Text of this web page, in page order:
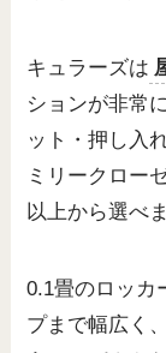
キュラーズは
ションが非常
ット・押し入
ミリークロー
以上から選べ
0.1畳のロッカ
プまで幅広く